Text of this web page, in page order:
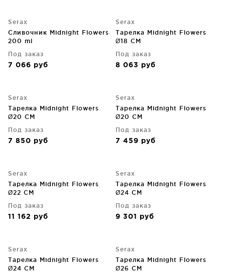
Serax
Сливочник Midnight Flowers
200 ml
Под заказ
7 066 руб
Serax
Тарелка Midnight Flowers
Ø18 CM
Под заказ
8 063 руб
Serax
Тарелка Midnight Flowers
Ø20 CM
Под заказ
7 850 руб
Serax
Тарелка Midnight Flowers
Ø20 CM
Под заказ
7 459 руб
Serax
Тарелка Midnight Flowers
Ø22 CM
Под заказ
11 162 руб
Serax
Тарелка Midnight Flowers
Ø24 CM
Под заказ
9 301 руб
Serax
Тарелка Midnight Flowers
Ø24 CM
Serax
Тарелка Midnight Flowers
Ø26 CM